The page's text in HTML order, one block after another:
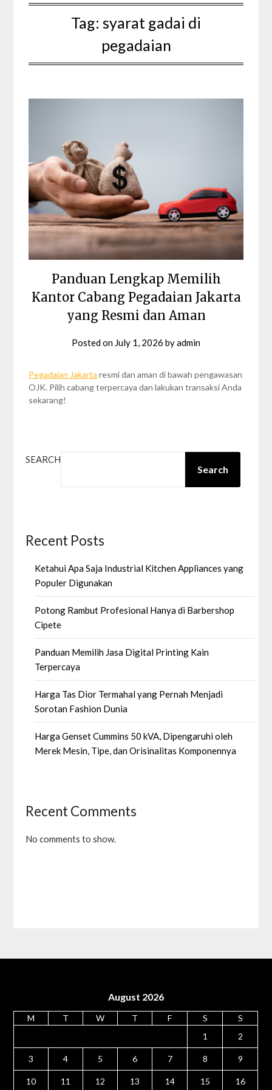
Tag: syarat gadai di
pegadaian
Panduan Lengkap Memilih
Kantor Cabang Pegadaian Jakarta
yang Resmi dan Aman
Posted on July 1, 2026 byadmin
Pegadaian Jakarta resmi dan aman di bawah pengawasan
OJK. Pilih cabang terpercaya dan lakukan transaksi Anda
sekarang!
SEARCH
Search
Recent Posts
Ketahui Apa Saja Industrial Kitchen Appliances yang
Populer Digunakan
Potong Rambut Profesional Hanya di Barbershop
Cipete
Panduan Memilih Jasa Digital Printing Kain
Terpercaya
Harga Tas Dior Termahal yang Pernah Menjadi
Sorotan Fashion Dunia
Harga Genset Cummins 50 kVA, Dipengaruhi oleh
Merek Mesin, Tipe, dan Orisinalitas Komponennya
Recent Comments
No comments to show.
August 2026
M T W T F S
S
1
2
3 4 5 6 7 8 9
10 11 12 13 14 15 16